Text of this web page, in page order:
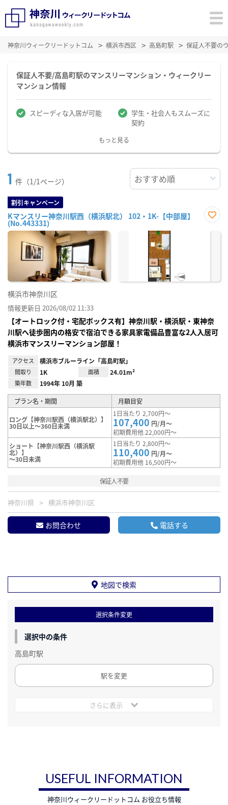
神奈川ウィークリードットコム 横浜市西区 高島町駅 保証人不要の
保証人不要/高島町駅のマンスリーマンション・ウィークリー
マンション情報
スピーディな入居が可能
学生・社会人もスムーズに
契約
もっと見る
1 件（1/1ページ）
割引キャンペーン
Kマンスリー神奈川駅西（横浜駅北） 102・1K-【中部屋】
(No.443331)
に入
横浜市神奈川区
情報更新日 2026/08/02 11:33
【オートロック付・宅配ボックス有】神奈川駅・横浜駅・東神奈
川駅へ徒歩圏内の格安で宿泊できる家具家電備品豊富な2人入居可
横浜市マンスリーマンション部屋！
アクセス 横浜市ブルーライン「高島町駅」
間取り 1K 面積 24.01m²
築年数 1994年 10月 築
プラン名・期間 月額目安
ロング【神奈川駅西（横浜駅北）】
30日以上～360日未満
1日当たり 2,700円～
107,400 円/月～
初期費用他 22,000円～
ショート【神奈川駅西（横浜駅
北）】
～30日未満
1日当たり 2,800円～
110,400 円/月～
初期費用他 16,500円～
保証人不要
神奈川県 横浜市神奈川区
お問合わせ 電話する
地図で検索
選択条件変更
選択中の条件
高島町駅
駅を変更
さらに表示
USEFUL INFORMATION
神奈川ウィークリードットコム お役立ち情報